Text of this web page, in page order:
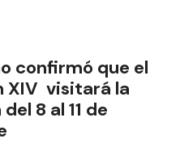
confirmó que el
XIV visitará la
8 al 11 de